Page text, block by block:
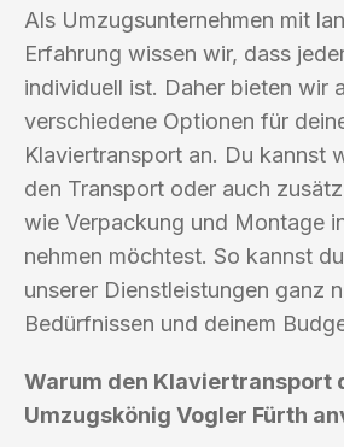
Als Umzugsunternehmen mit
Erfahrung wissen wir, dass
individuell ist. Daher bieten wir
verschiedene Optionen für
Klaviertransport an. Du kannst
den Transport oder auch
wie Verpackung und Montage
nehmen möchtest. So kannst
unserer Dienstleistungen ganz
Bedürfnissen und deinem
Warum den Klaviertransport
Umzugskönig Vogler Fürth